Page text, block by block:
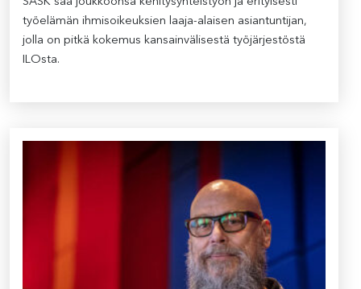
työelämän ihmisoikeuksien laaja-alaisen asiantuntijan,
jolla on pitkä kokemus kansainvälisestä työjärjestöstä
ILOsta.